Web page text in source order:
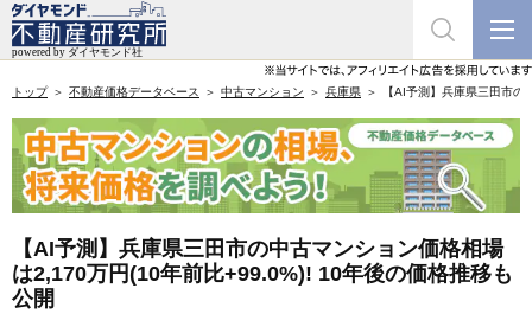
トップ 不動産価格データベース 中古マンション 兵庫県 【AI予測】兵庫県三田市
【AI予測】兵庫県三田市の中古マンション価格相場
は2,170万円(10年前比+99.0%)! 10年後の価格推移も
公開